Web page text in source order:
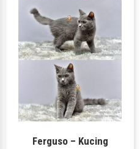
Ferguso – Kucing